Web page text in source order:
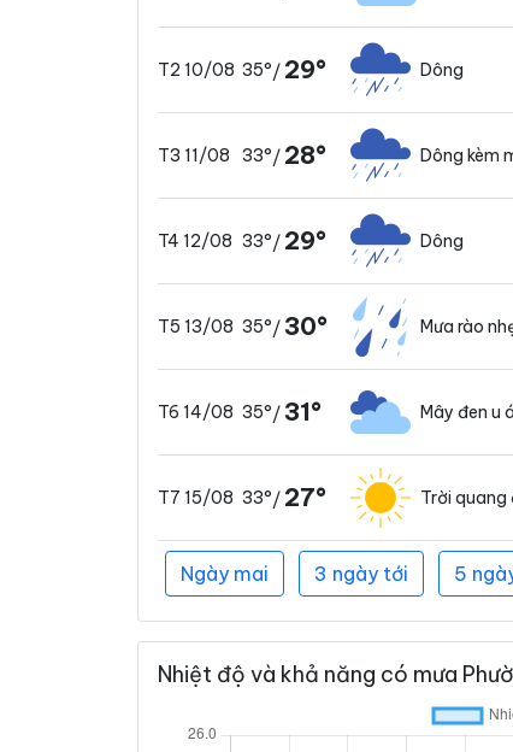
T2 10/08 35°/ 29° Dông
T3 11/08 33°/ 28° Dông kèm
T4 12/08 33°/ 29° Dông
T5 13/08 35°/30° Mưa rào
T6 14/08 35°/31° Mây đen u
T7 15/08 33°/ 27° Trời quang
Ngày mai 3 ngày tới 5
Nhiệt độ và khả năng có mưa